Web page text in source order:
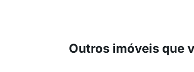
Outros imóveis que